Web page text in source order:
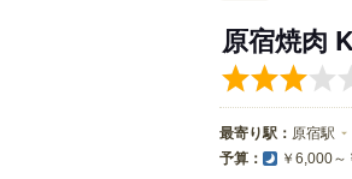
原宿焼肉
最寄り駅： 原宿駅
予算： ￥6,000～